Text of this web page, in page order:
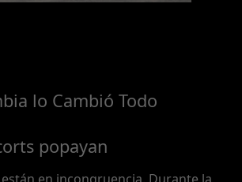
lo Cambió Todo
popayan